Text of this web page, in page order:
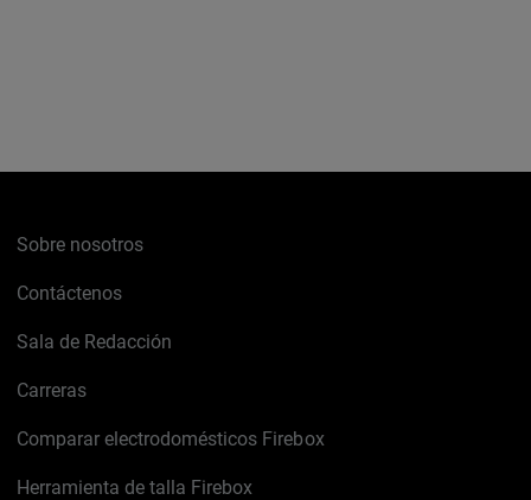
Sobre nosotros
Contáctenos
Sala de Redacción
Carreras
Comparar electrodomésticos Firebox
Herramienta de talla Firebox